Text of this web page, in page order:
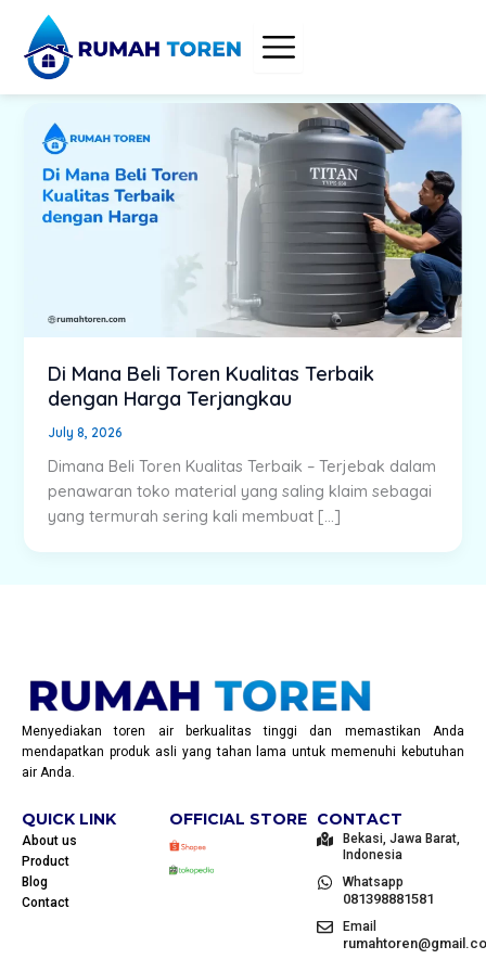
content
Di Mana Beli Toren Kualitas Terbaik
dengan Harga Terjangkau
July 8, 2026
Dimana Beli Toren Kualitas Terbaik – Terjebak dalam
penawaran toko material yang saling klaim sebagai
yang termurah sering kali membuat […]
Menyediakan toren air berkualitas tinggi dan memastikan Anda
mendapatkan produk asli yang tahan lama untuk memenuhi kebutuhan
air Anda.
QUICK LINK
About us
Product
Blog
Contact
OFFICIAL STORE CONTACT
Bekasi, Jawa Barat,
Indonesia
Whatsapp
081398881581
Email